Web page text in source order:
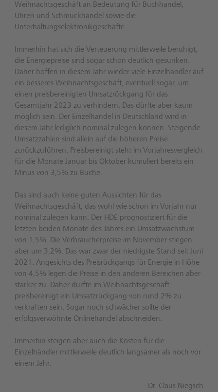
Weihnachtsgeschäft an Bedeutung für Buchhandel,
Uhren und Schmuckhandel sowie die
Unterhaltungselektronikgeschäfte.
Immerhin hat sich die Verteuerung mittlerweile beruhigt,
die Energiepreise sind sogar schon deutlich gesunken.
Daher hoffen in diesem Jahr wieder viele Einzelhändler auf
ein besseres Weihnachtsgeschäft, eventuell sogar, um
einen preisbereinigten Umsatzrückgang für das
Gesamtjahr 2023 zu verhindern. Das dürfte aber kaum
möglich sein. Der Einzelhandel in Deutschland wird in
diesem Jahr lediglich nominal zulegen können. Steigende
Umsatzzahlen sind allein auf die höheren Preise
zurückzuführen. Preisbereinigt steht im Vorjahresvergleich
für die Monate Januar bis Oktober kumuliert bereits ein
Minus von 3,5% zu Buche.
Das sind auch keine guten Aussichten für das
Weihnachtsgeschäft, das wohl wie schon im Vorjahr nur
nominal zulegen kann. Der HDE prognostiziert für die
letzten beiden Monate des Jahres ein Umsatzwachstum
von 1,5%. Die Verbraucherpreise im November stiegen
aber um 3,2%. Das war zwar der niedrigste Stand seit Juni
2021. Angesichts des Preisrückgangs für Energie in Höhe
von 4,5% legen die Preise in den anderen Bereichen aber
stärker zu. Daher dürfte im Weihnachtsgeschäft
preisbereinigt ein Umsatzrückgang von rund 2% zu
verkraften sein. Sogar noch schwächer sollte der
erfolgsverwöhnte Onlinehandel abschneiden.
Immerhin steigen aber auch die Kosten für die
Einzelhändler mittlerweile deutlich langsamer als noch vor
einem Jahr.
-- Dr. Claus Niegsch